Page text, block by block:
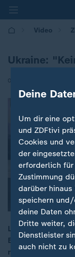
Video
Ukraine:
08.12.2025 | 05:30
00:16
Laut den USA
Erwartungen"
nun darum, "die
Deine
Um dir eine
und ZDFtivi
Cookies und
der
erforderlich für
Zustimmung
darüber
speichern
deine Daten
Dritte weiter,
Dienstleister
auch nicht zu